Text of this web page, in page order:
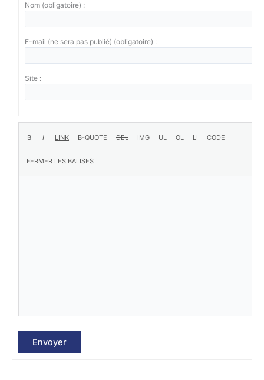
Nom (obligatoire) :
E-mail (ne sera pas publié) (obligatoire) :
Site :
Envoyer